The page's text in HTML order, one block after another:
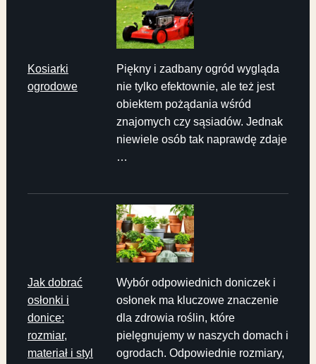
Kosiarki
ogrodowe
Piękny i zadbany ogród wygląda
nie tylko efektownie, ale też jest
obiektem pożądania wśród
znajomych czy sąsiadów. Jednak
niewiele osób tak naprawdę zdaje
…
Jak dobrać
osłonki i
donice:
rozmiar,
materiał i styl
Wybór odpowiednich doniczek i
osłonek ma kluczowe znaczenie
dla zdrowia roślin, które
pielęgnujemy w naszych domach i
ogrodach. Odpowiednie rozmiary,